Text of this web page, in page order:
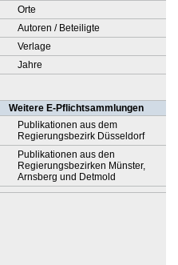
Orte
Autoren / Beteiligte
Verlage
Jahre
Weitere E-Pflichtsammlungen
Publikationen aus dem
Regierungsbezirk Düsseldorf
Publikationen aus den
Regierungsbezirken Münster,
Arnsberg und Detmold